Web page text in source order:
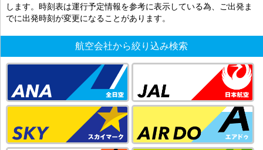
します。時刻表は運行予定情報を参考に表示している為、ご出発ま
でに出発時刻が変更になることがあります。
航空会社から絞り込み検索